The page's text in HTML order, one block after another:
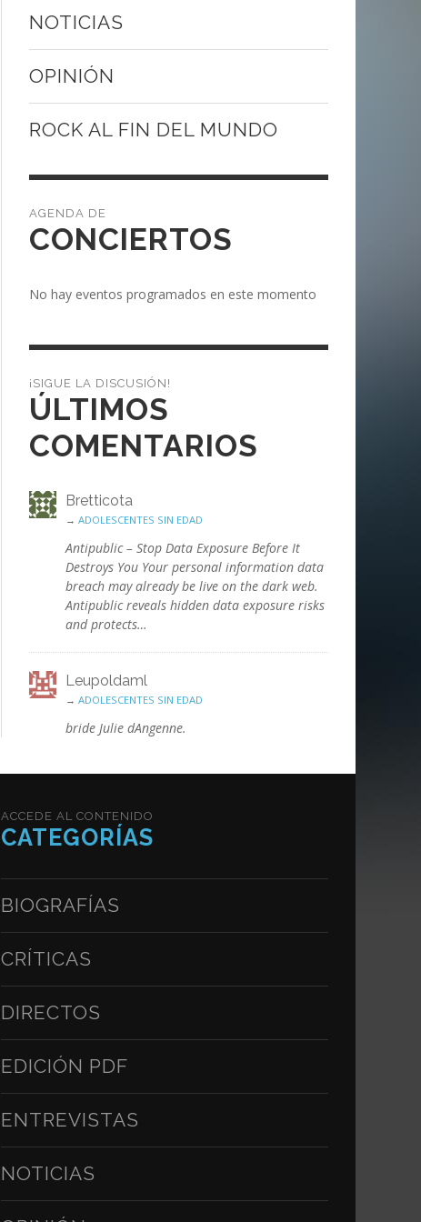
NOTICIAS
OPINIÓN
ROCK AL FIN DEL MUNDO
CONCIERTOS
No hay eventos programados en este momento
¡SIGUE LA DISCUSIÓN!
ÚLTIMOS
COMENTARIOS
Bretticota
→ ADOLESCENTES SIN EDAD
Antipublic – Stop Data Exposure Before It
Destroys You Your personal information data
breach may already be live on the dark web.
Antipublic reveals hidden data exposure risks
and protects…
Leupoldaml
→ ADOLESCENTES SIN EDAD
bride Julie dAngenne.
ACCEDE AL CONTENIDO
CATEGORÍAS
BIOGRAFÍAS
CRÍTICAS
DIRECTOS
EDICIÓN PDF
ENTREVISTAS
NOTICIAS